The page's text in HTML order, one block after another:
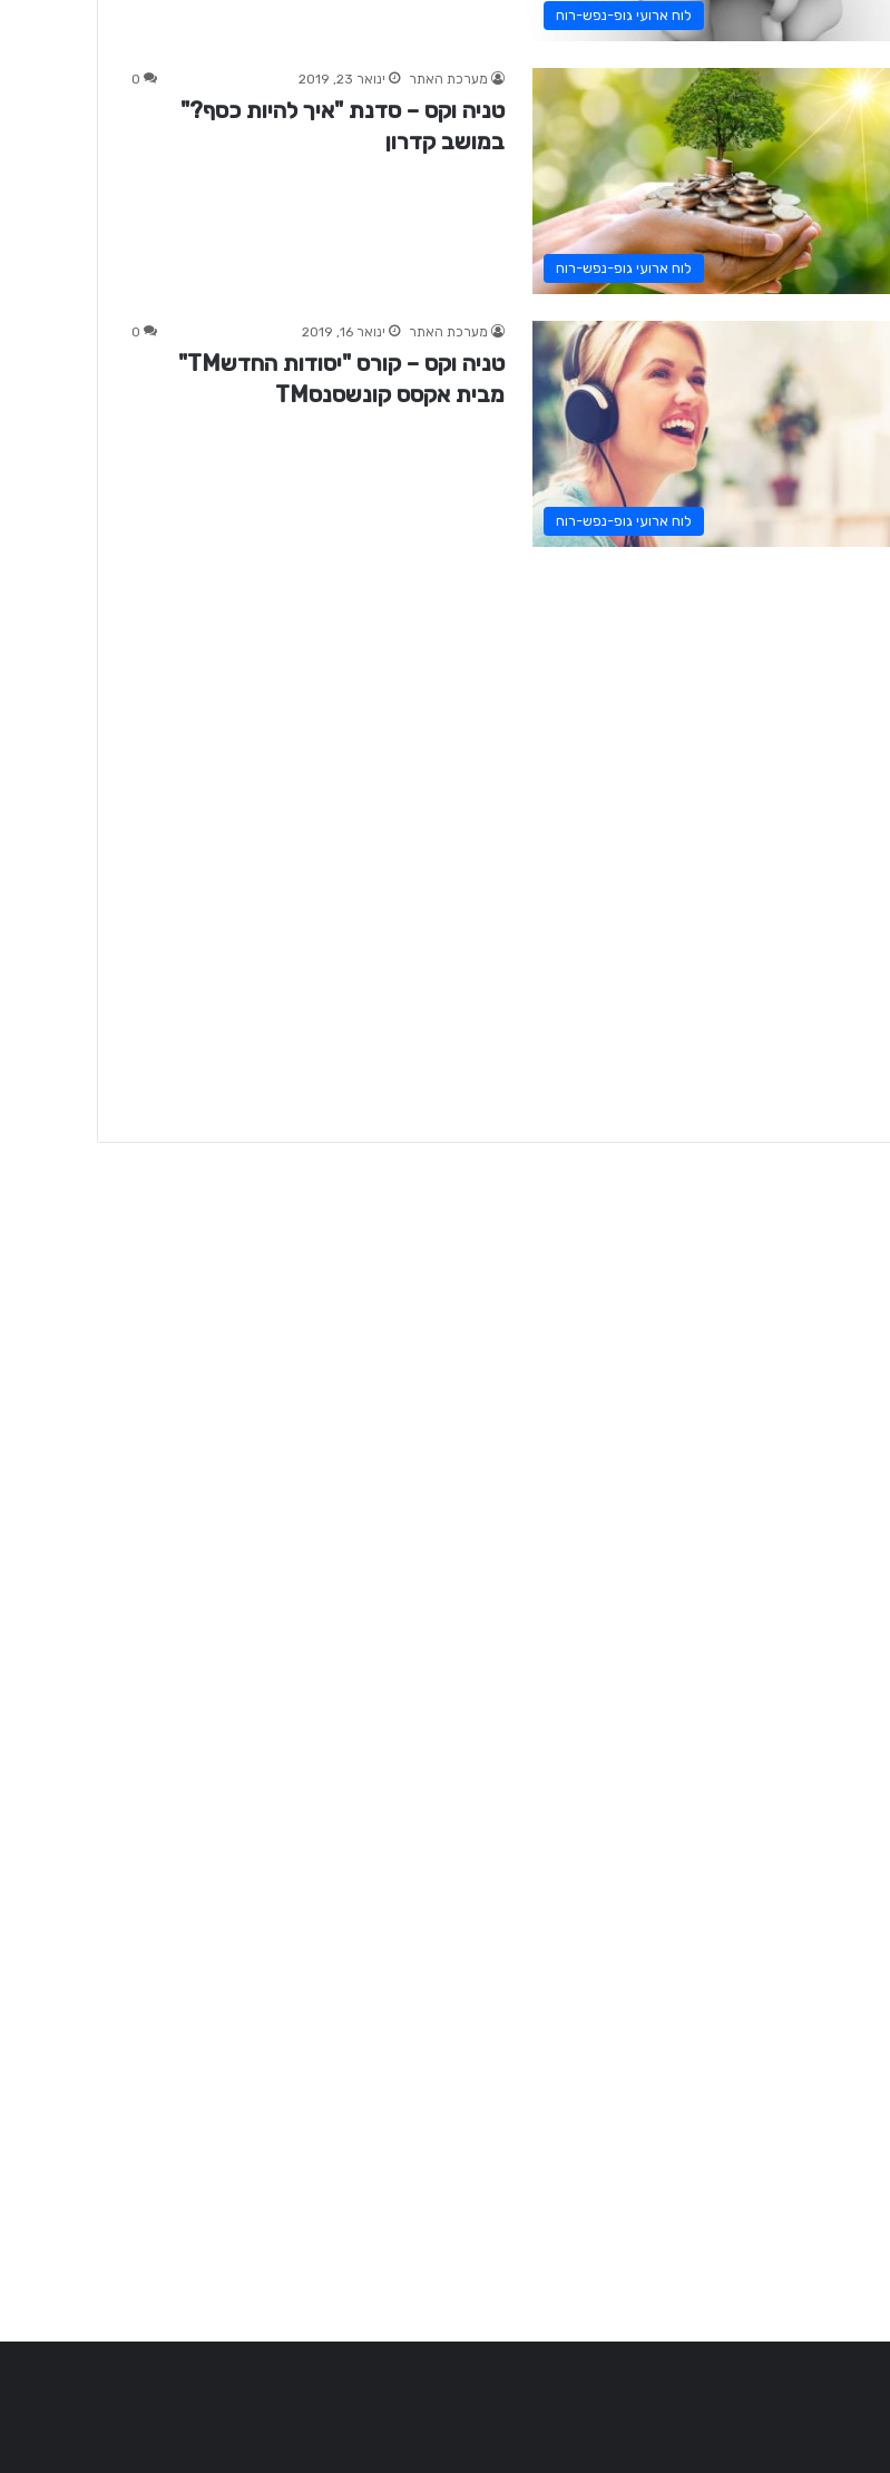
לוח ארועי גופ-נפש-רוח
לוח ארועי גופ-נפש-רוח
מערכת האתר ינואר 23, 2019 0
טניה וקס – סדנת "איך להיות כסף?"
במושב קדרון
לוח ארועי גופ-נפש-רוח
מערכת האתר ינואר 16, 2019 0
טניה וקס – קורס "יסודות החדשTM"
מבית אקסס קונשסנסTM